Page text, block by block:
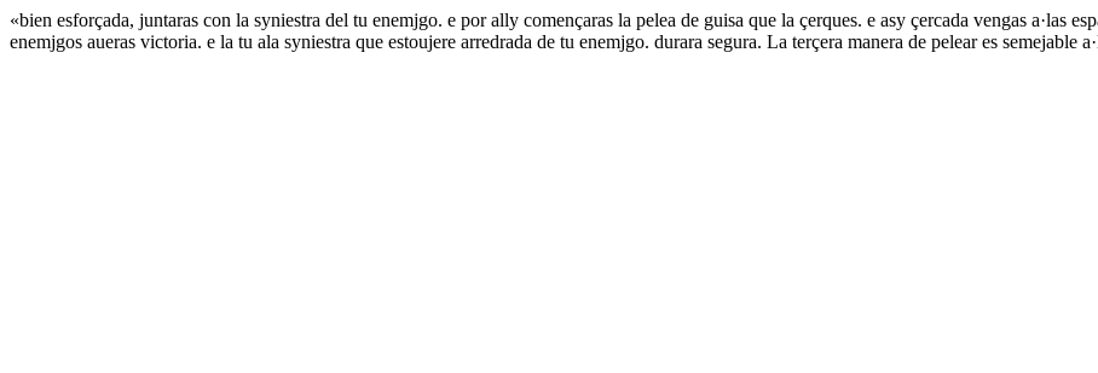
«bien esforçada, juntaras con la syniestra del tu enemjgo. e por ally començaras la pelea de guisa que la çerques. e asy çercada vengas a·las
enemjgos aueras victoria. e la tu ala syniestra que estoujere arredrada de tu enemjgo. durara segura. La terçera manera de pelear es semejable